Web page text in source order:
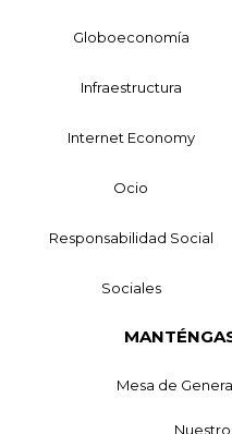
Globoeconomía
Infraestructura
Internet Economy
Ocio
Responsabilidad Social
Sociales
Mesa de